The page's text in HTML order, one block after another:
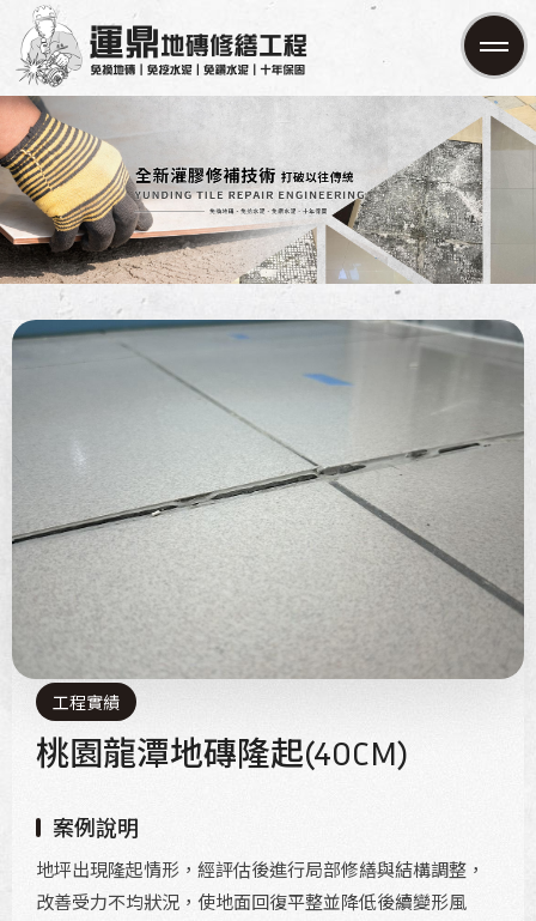
工程實績
桃園龍潭地磚隆起(40CM)
案例說明
地坪出現隆起情形，經評估後進行局部修繕與結構調整，
改善受力不均狀況，使地面回復平整並降低後續變形風